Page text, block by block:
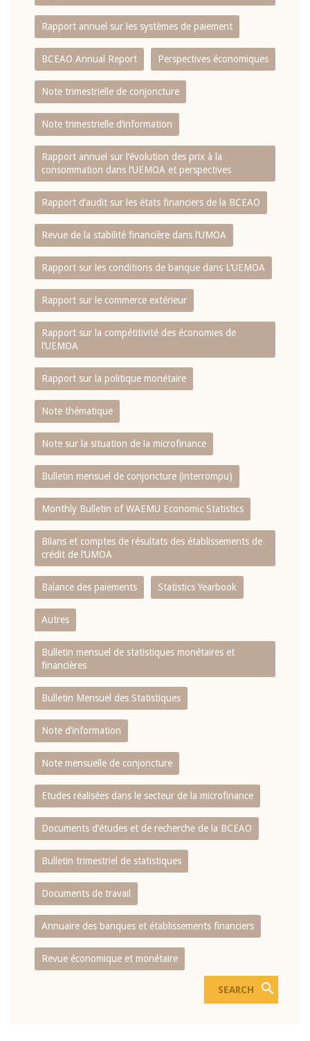
Rapport annuel sur les systèmes de paiement
BCEAO Annual Report Perspectives économiques
Note trimestrielle de conjoncture
Note trimestrielle d‘information
Rapport annuel sur l‘évolution des prix à la
consommation dans l‘UEMOA et perspectives
Rapport d‘audit sur les états financiers de la BCEAO
Revue de la stabilité financière dans l‘UMOA
Rapport sur les conditions de banque dans L‘UEMOA
Rapport sur le commerce extérieur
Rapport sur la compétitivité des économies de
l‘UEMOA
Rapport sur la politique monétaire
Note thématique
Note sur la situation de la microfinance
Bulletin mensuel de conjoncture (interrompu)
Monthly Bulletin of WAEMU Economic Statistics
Bilans et comptes de résultats des établissements de
crédit de l‘UMOA
Balance des paiements Statistics Yearbook
Autres
Bulletin mensuel de statistiques monétaires et
financières
Bulletin Mensuel des Statistiques
Note d’information
Note mensuelle de conjoncture
Etudes réalisées dans le secteur de la microfinance
Documents d’études et de recherche de la BCEAO
Bulletin trimestriel de statistiques
Documents de travail
Annuaire des banques et établissements financiers
Revue économique et monétaire